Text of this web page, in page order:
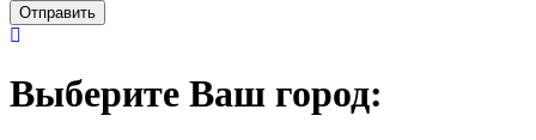
Выберите Ваш город: